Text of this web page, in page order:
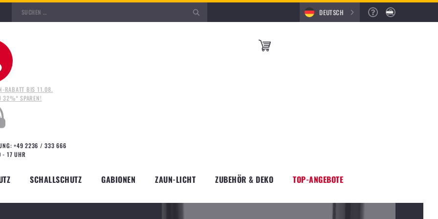
RABATT BIS 11.08.
32%* SPAREN!
+49 2236 / 333 666
- 17 UHR
SCHALLSCHUTZ GABIONEN ZAUN-LICHT ZUBEHÖR & DEKO TOP-ANGEBOTE
DS EKO 2.5
2.5
DEUTSCH